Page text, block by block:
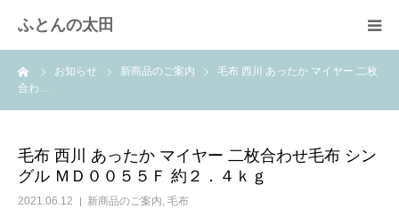
ふとんの太田
お知らせ 新商品のご案内
毛布 西川 あったか マイヤー 二枚
合わ…
毛布 西川 あったか マイヤー 二枚合わせ毛布 シン
グル ＭＤ００５５Ｆ 約２．４ｋｇ
2021.06.12 新商品のご案内, 毛布
羽毛布団のリフォーム
取扱商品